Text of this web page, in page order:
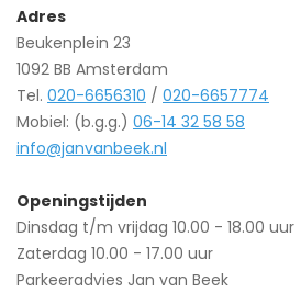
Adres
Beukenplein 23
1092 BB Amsterdam
Tel. 020-6656310 / 020-6657774
Mobiel: (b.g.g.) 06-14 32 58 58
info@janvanbeek.nl
Openingstijden
Dinsdag t/m vrijdag 10.00 - 18.00 uur
Zaterdag 10.00 - 17.00 uur
Parkeeradvies Jan van Beek